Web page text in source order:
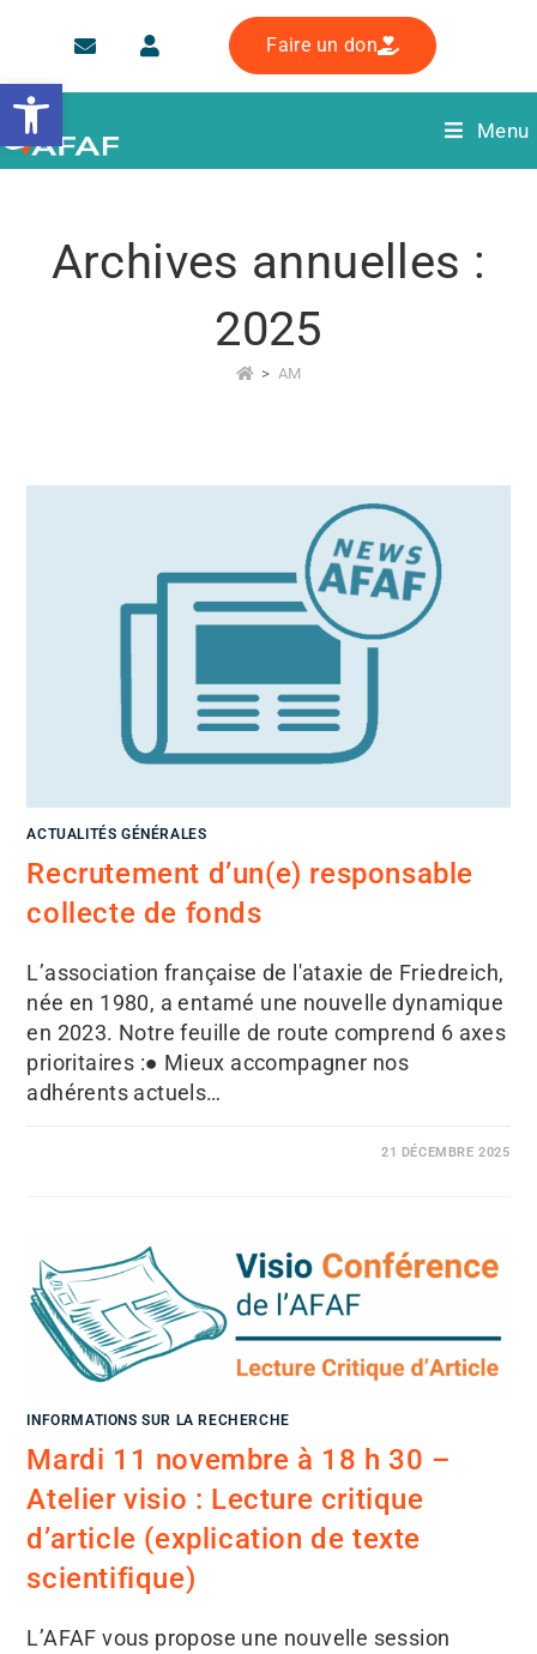
Ouvrir la barre d’outils
Faire un don
Menu
Archives annuelles :
2025
> AM
ACTUALITÉS GÉNÉRALES
Recrutement d’un(e) responsable
collecte de fonds
L’association française de l'ataxie de Friedreich,
née en 1980, a entamé une nouvelle dynamique
en 2023. Notre feuille de route comprend 6 axes
prioritaires :● Mieux accompagner nos
adhérents actuels…
21 DÉCEMBRE 2025
INFORMATIONS SUR LA RECHERCHE
Mardi 11 novembre à 18 h 30 –
Atelier visio : Lecture critique
d’article (explication de texte
scientifique)
L’AFAF vous propose une nouvelle session